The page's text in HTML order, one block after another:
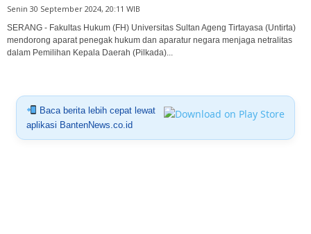
Senin 30 September 2024, 20:11 WIB
SERANG - Fakultas Hukum (FH) Universitas Sultan Ageng Tirtayasa (Untirta)
mendorong aparat penegak hukum dan aparatur negara menjaga netralitas
dalam Pemilihan Kepala Daerah (Pilkada)...
Baca berita lebih cepat lewat
aplikasi BantenNews.co.id